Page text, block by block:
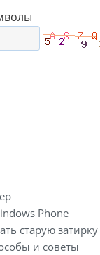
Phone
старую
и советы